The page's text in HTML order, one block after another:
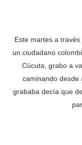
Este martes a
un ciudadano
Cúcuta, grabo a
caminando desde
grababa decía que